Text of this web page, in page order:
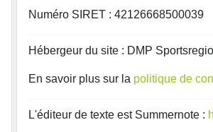
Numéro SIRET : 42126668500039
Hébergeur du site : DMP
En savoir plus sur la politique de
L'éditeur de texte est Summernote :